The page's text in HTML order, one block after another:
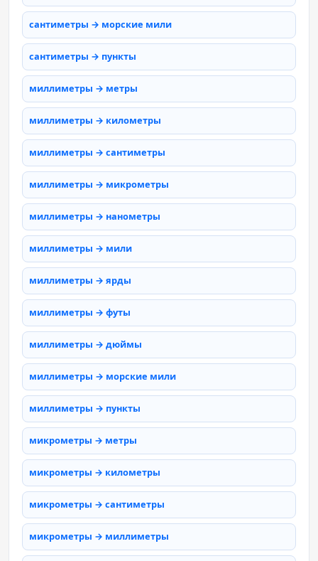
сантиметры → морские мили
сантиметры → пункты
миллиметры → метры
миллиметры → километры
миллиметры → сантиметры
миллиметры → микрометры
миллиметры → нанометры
миллиметры → мили
миллиметры → ярды
миллиметры → футы
миллиметры → дюймы
миллиметры → морские мили
миллиметры → пункты
микрометры → метры
микрометры → километры
микрометры → сантиметры
микрометры → миллиметры